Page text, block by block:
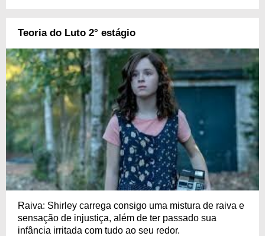
Teoria do Luto 2° estágio
Raiva: Shirley carrega consigo uma mistura de raiva e
sensação de injustiça, além de ter passado sua
infância irritada com tudo ao seu redor.